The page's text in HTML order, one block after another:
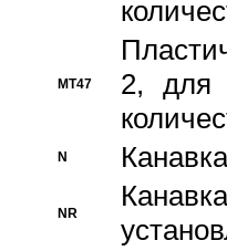
MT47
2, для
N
NR